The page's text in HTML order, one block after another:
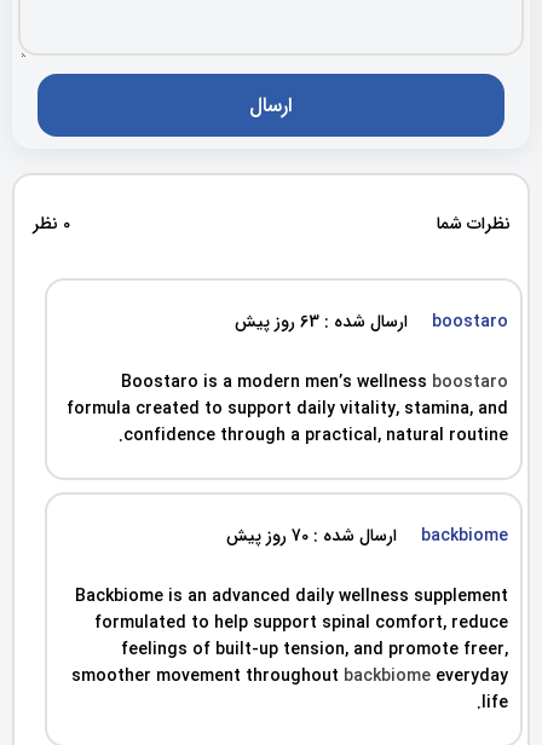
نظرات شما 0 نظر
boostaro ارسال شده : 63 روز پیش
Boostaro is a modern men’s wellness boostaro
formula created to support daily vitality, stamina, and
confidence through a practical, natural routine.
backbiome ارسال شده : 70 روز پیش
Backbiome is an advanced daily wellness supplement
formulated to help support spinal comfort, reduce
feelings of built-up tension, and promote freer,
smoother movement throughout backbiome everyday
life.